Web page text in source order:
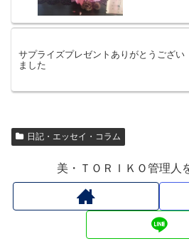
サプライズプレゼントありがとうござい
ました
日記・エッセイ・コラム
美・ＴＯＲＩＫＯ管理人